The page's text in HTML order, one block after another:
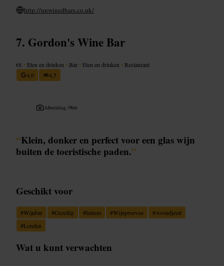
http://unwinedbars.co.uk/
Gordon's Wine Bar
€€ • Eten en drinken • Bar • Eten en drinken • Restaurant
4,6
4,5
Afbeelding /Web
“Klein, donker en perfect voor een glas wijn
buiten de toeristische paden.”
Geschikt voor
#Wijnbar #Gezellig #Intiem #Wijnproeven #Avondjeuit
#Londen
Wat u kunt verwachten